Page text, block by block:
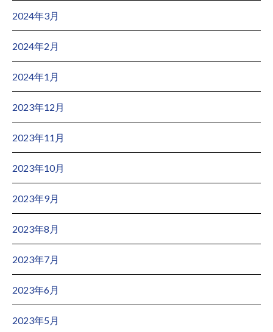
2024年3月
2024年2月
2024年1月
2023年12月
2023年11月
2023年10月
2023年9月
2023年8月
2023年7月
2023年6月
2023年5月